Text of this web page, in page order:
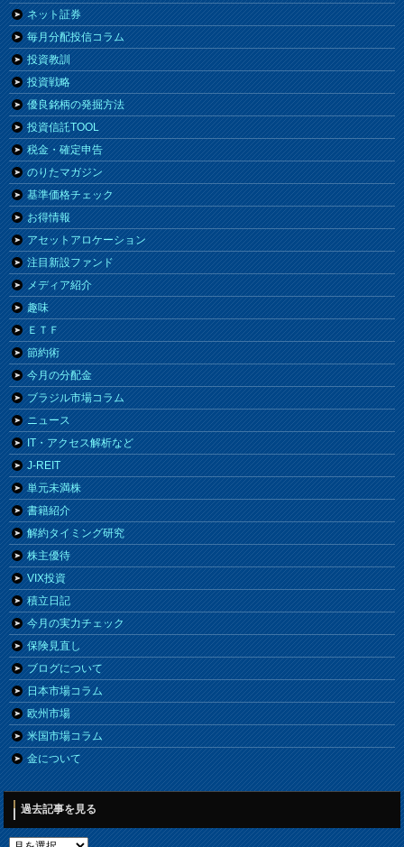
ネット証券
毎月分配投信コラム
投資教訓
投資戦略
優良銘柄の発掘方法
投資信託TOOL
税金・確定申告
のりたマガジン
基準価格チェック
お得情報
アセットアロケーション
注目新設ファンド
メディア紹介
趣味
ＥＴＦ
節約術
今月の分配金
ブラジル市場コラム
ニュース
IT・アクセス解析など
J-REIT
単元未満株
書籍紹介
解約タイミング研究
株主優待
VIX投資
積立日記
今月の実力チェック
保険見直し
ブログについて
日本市場コラム
欧州市場
米国市場コラム
金について
過去記事を見る